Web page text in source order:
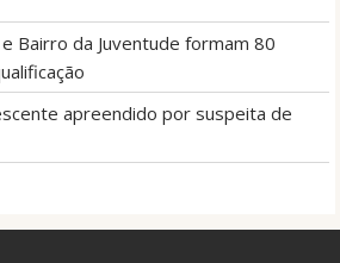
Bairro da Juventude formam 80
apreendido por suspeita de